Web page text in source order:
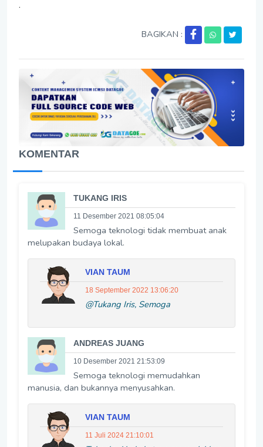
.
BAGIKAN :
KOMENTAR
TUKANG IRIS
11 Desember 2021 08:05:04
Semoga teknologi tidak membuat anak
melupakan budaya lokal.
VIAN TAUM
18 September 2022 13:06:20
@Tukang Iris, Semoga
ANDREAS JUANG
10 Desember 2021 21:53:09
Semoga teknologi memudahkan
manusia, dan bukannya menyusahkan.
VIAN TAUM
11 Juli 2024 21:10:01